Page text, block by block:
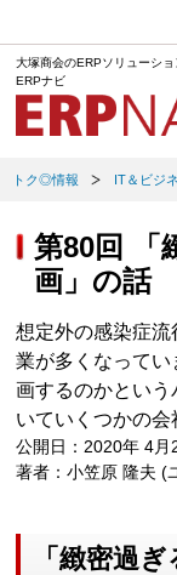
大塚商会のERPソリューショ
ERPナビ
トク◎情報 IT＆ビジ
第80回 「
画」の話
想定外の感染症
業が多くなって
画するのかとい
いていくつかの会
公開日：2020年 4月
著者：小笠原 隆夫 (
「緻密過